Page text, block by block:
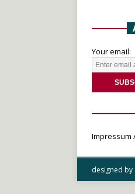
Your email:
Impressum
designed